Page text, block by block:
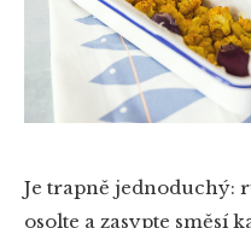
Je trapně jednoduchý:
osolte a zasypte směsí